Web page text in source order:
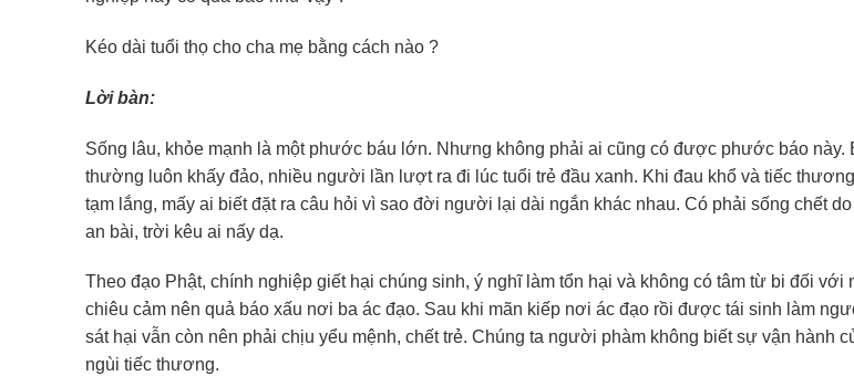
Kéo dài tuổi thọ cho cha mẹ bằng cách nào ?
Lời bàn:
Sống lâu, khỏe mạnh là một phước báu lớn. Nhưng không phải ai cũng có được phước báo này.
thường luôn khấy đảo, nhiều người lần lượt ra đi lúc tuổi trẻ đầu xanh. Khi đau khổ và tiếc
tạm lắng, mấy ai biết đặt ra câu hỏi vì sao đời người lại dài ngắn khác nhau. Có phải sống chết
an bài, trời kêu ai nấy dạ.
Theo đạo Phật, chính nghiệp giết hại chúng sinh, ý nghĩ làm tổn hại và không có tâm từ bi đối với
chiêu cảm nên quả báo xấu nơi ba ác đạo. Sau khi mãn kiếp nơi ác đạo rồi được tái sinh làm
sát hại vẫn còn nên phải chịu yểu mệnh, chết trẻ. Chúng ta người phàm không biết sự vận hành
ngùi tiếc thương.